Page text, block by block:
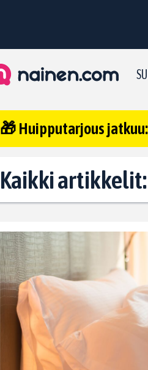
🎁 Huipputarjous
Kaikki